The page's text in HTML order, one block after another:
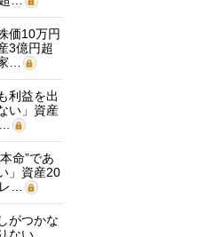
価10万円
3億円超
…
利益を出
い」資産
命”であ
」資産20
…
がつかな